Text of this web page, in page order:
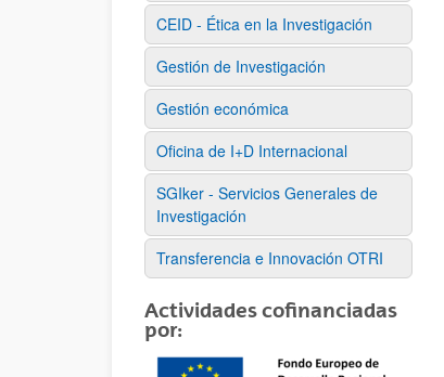
CEID - Ética en la Investigación
Gestión de Investigación
Gestión económica
Oficina de I+D Internacional
SGIker - Servicios Generales de
Investigación
Transferencia e Innovación OTRI
Actividades cofinanciadas
por: